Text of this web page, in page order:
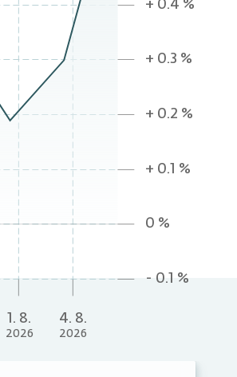
+ 0.4 %
+ 0.3 %
+ 0.2 %
+ 0.1 %
0 %
- 0.1 %
1. 8.
2026
4. 8.
2026